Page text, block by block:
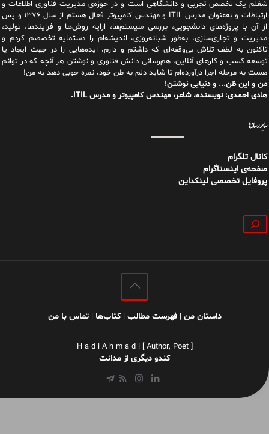
شغلم یک تخصص تجربی و دانشگاهی است و در حوزه‌ی مدیریت فناوری اطلاعات و
ارتباطات و به‌عنوان مدرس ITIL و مهندس کامپیوتر فعال هستم از سال ۱۳۷۶ و پس
از آن با پروژه‌های دانشجویی، بررسی سیستم‌ها، ارایه روش‌ها و فرایندها، تولید،
مدیریت و تجاری‌سازی، به‌طور شبانه‌روزی، اندیشه‌ام را دستمایه تخصصم کردم و
تاکنون به لطف تلاش بی‌وقفه‌ای که داشتم و دارم، اید‌ه‌هایی را در جهت ایجاد یا
توسعه کسب و کارهای آنلاین، هم‌رسانی دانش فناوری و نوشتن هر آنچه که در توانم
هست به مرحله اجرا درآورده‌ام تا شاید دلم به ظن خود، نمره خوبی دهد به من!
من و این ظن... و دنیایی نوشتن!
هادی احمدی: نویسنده، شاعر، مهندس کامپیوتر و مدرس ITIL.
سایر رسانه‌ها
کانال تلگرام
صفحه‌ی اینستاگرام
پروفایل تخصصی لینکداین
جستجو
داستان من |فهرست مطالب |کتاب‌ها |تماس با من
H a d i A h m a d i [ Author, Poet ]
کندو دیگری از مدانت